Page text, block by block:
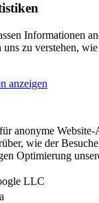
Informationen
zu verstehen,
anzeigen
anonyme Website-
wie der
Optimierung
LLC